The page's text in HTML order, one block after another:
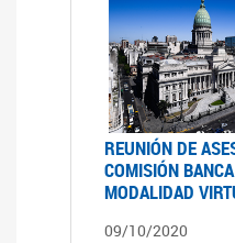
REUNIÓN DE
COMISIÓN
MODALIDAD
09/10/2020